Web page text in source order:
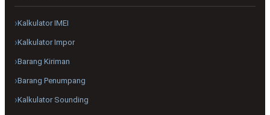
Kalkulator IMEI
Kalkulator Impor
Barang Kiriman
Barang Penumpang
Kalkulator Sounding